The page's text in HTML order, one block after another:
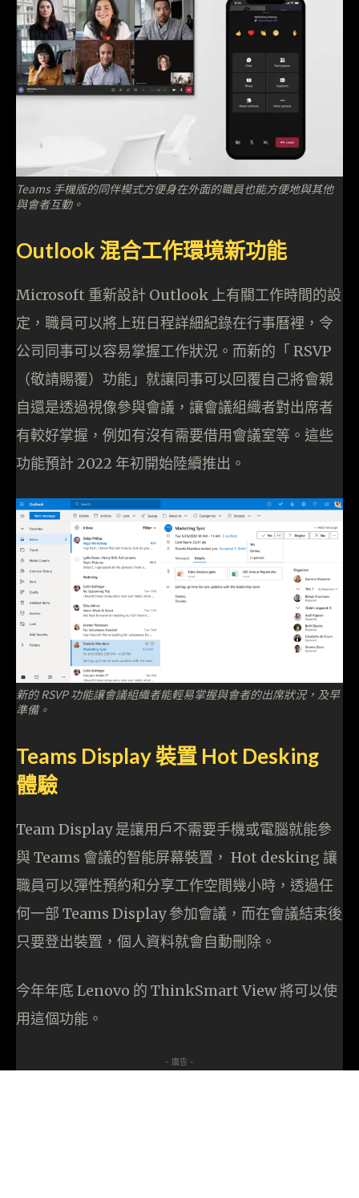
Teams 手機版的同伴模式方便身在外面的職員也能方便地與其他
與會者互動。
Outlook 混合工作環境新功能
Microsoft 重新設計 Outlook 上有關工作時間的設
定，職員可以將上班日程詳細紀錄在行事曆裡，令
公司同事可以容易掌握工作狀況。而新的「 RSVP
（敬請賜覆）功能」就讓同事可以回覆自己將會親
自還是透過視像參與會議，讓會議組織者對出席者
有較好掌握，例如有沒有需要借用會議室等。這些
功能預計 2022 年初開始陸續推出。
新的 RSVP 功能讓會議組織者能輕易掌握與會者的出席狀況，及早
準備。
Teams Display 裝置 Hot Desking
體驗
Team Display 是讓用戶不需要手機或電腦就能參
與 Teams 會議的智能屏幕裝置， Hot desking 讓
職員可以彈性預約和分享工作空間幾小時，透過任
何一部 Teams Display 參加會議，而在會議結束後
只要登出裝置，個人資料就會自動刪除。
今年年底 Lenovo 的 ThinkSmart View 將可以使
用這個功能。
- 廣告 -